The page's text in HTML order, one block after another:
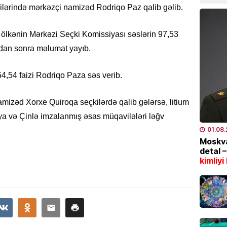
mərkəzçi namizəd Rodriqo Paz qalib gəlib.
Mərkəzi Seçki Komissiyası səslərin 97,53
sonra məlumat yayıb.
faizi Rodriqo Paza səs verib.
Xorxe Quiroqa seçkilərdə qalib gələrsə, litium
və Çinlə imzalanmış əsas müqavilələri ləğv
Bu
İstilər
detal –
kimliyi